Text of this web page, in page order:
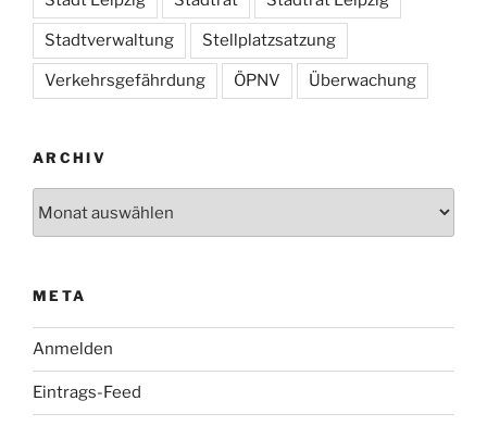
Stadtverwaltung Stellplatzsatzung
Verkehrsgefährdung ÖPNV Überwachung
ARCHIV
META
Anmelden
Eintrags-Feed